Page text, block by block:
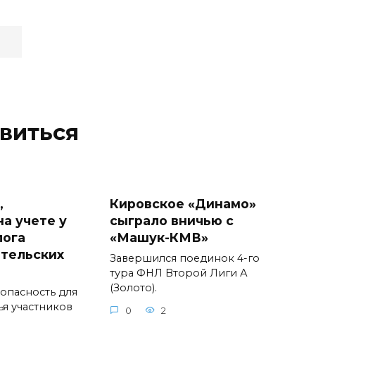
учете у
для
участников
Кировское «Динамо»
сыграло вничью с
«Машук-КМВ»
Завершился поединок 4-го
тура ФНЛ Второй Лиги А
(Золото).
0 2